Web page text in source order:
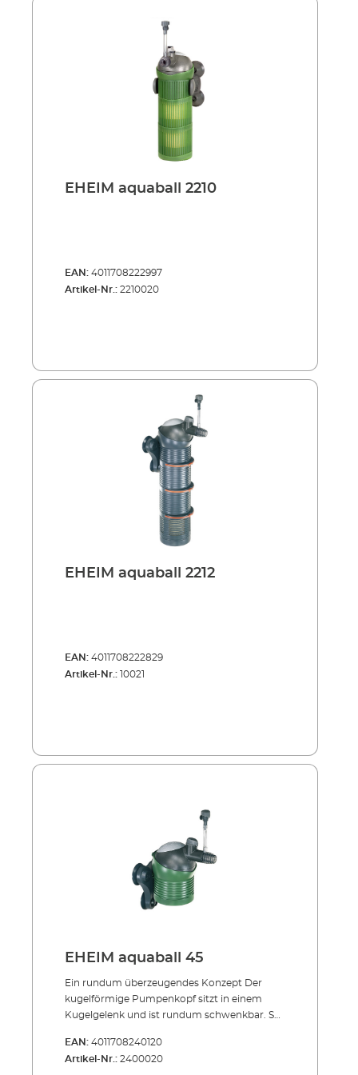
Saugern im Becken befestigt. Zum Reinigen,
Austauschen von Teilen oder Einfüllen von
Filtermedien wird der Filter einfach aus der
Halterung genommen.
EHEIM aquaball 2210
EAN: 4011708222997
Artikel-Nr.: 2210020
EHEIM aquaball 2212
EAN: 4011708222829
Artikel-Nr.: 10021
EHEIM aquaball 45
Ein rundum überzeugendes Konzept Der
kugelförmige Pumpenkopf sitzt in einem
Kugelgelenk und ist rundum schwenkbar. So
Wassers in jede Richtung gelenkt werden. Die
Pumpenleistung und Durchflussmenge wird
EAN: 4011708240120
Artikel-Nr.: 2400020